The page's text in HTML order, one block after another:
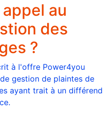
au
des
?
à l'offre Power4you
gestion de plaintes de
ayant trait à un différend